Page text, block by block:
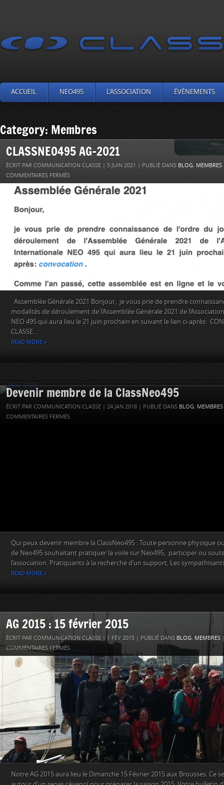
ACCUEIL NEO495 L’ASSOCIATION ÉVÉNEMENTS
Category: Membres
CLASSNEO495 AG-2021
ÉCRIT PAR COMMUNICATION CLASSE | 5 JUIN 2021 | PUBLIÉ DANS BLOG, MEMBRES
COMMENTAIRES FERMÉS
Assemblée Générale 2021 Bonjour, je vous prie de prendre
modalités de déroulement de l’Assemblée Générale 2021 de
NEO 495 qui aura lieu le 21 juin prochain en suivant le lien ci-après:
CLASSE...
READ MORE »
Devenir membre de la ClassNeo495
ÉCRIT PAR COMMUNICATION CLASSE | 24 JAN 2018 | PUBLIÉ DANS BLOG, MEMBRES
COMMENTAIRES FERMÉS
Qui peux devenir membre la ClassNeo495 : Toute personne physique
de Neo495 souhaitant pratiquer la voile sur Neo495, participer ou
l’association. Pratiquants à la recherche d’un support, Les
READ MORE »
AG 2015 : 15 février 2015
ÉCRIT PAR COMMUNICATION CLASSE | 1 FÉV 2015 | PUBLIÉ DANS BLOG, MEMBRES
COMMENTAIRES FERMÉS
Notre AG 2015 aura lieu le Dimanche 15 Février 2015 aux Brousses. Ce